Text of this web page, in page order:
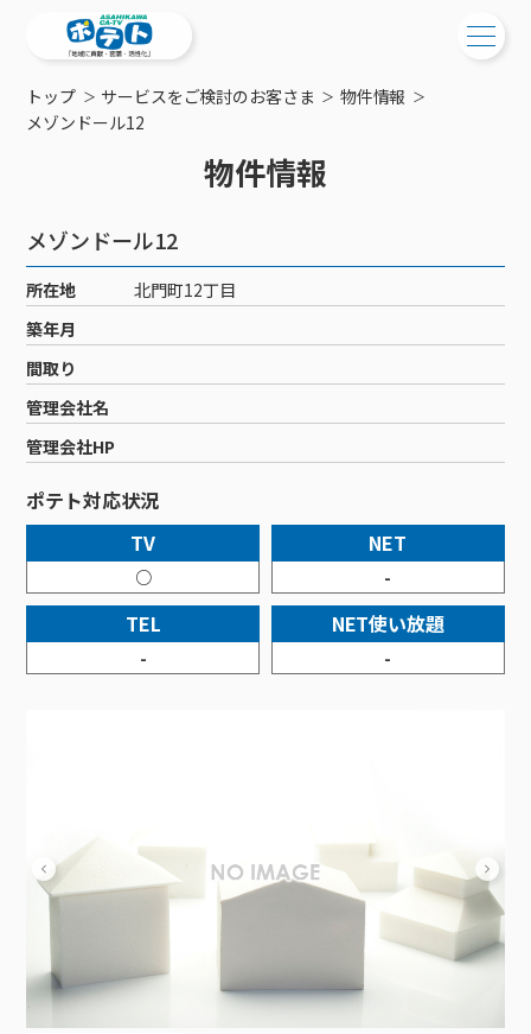
ご検討中の方
工事・配線について
新居をご検討中の方へ
ポテトを導入している集合住宅
物件情報
特典・キャンペーン
おトクな割引サービス
ご加入中の方
ご加入中のサービス確認・変更
WEBメール
サポートサービス
サポートサービストップ
リモートコール
回線速度測定
接続・設定⽅法
訪問サポート＆サポートパックサービス料⾦表
新着情報
メンテナンス・障害情報
ポテトからのプレゼント
イベントカレンダー
講座のご案内
サービス案内
サービス案内
ケーブルテレビ
ケーブルテレビトップ
チャンネル紹介
料⾦プラン
NHK衛星受信料団体⼀括⽀払
機器⼀覧
インターネット
インターネットトップ
料⾦プラン
Wi-Fiサービス
ポテトホーム防犯カメラ
オプションサービス
インターネットギガシェアプラン
固定電話
固定電話トップ
基本料⾦・通話料⾦
オプションサービス
auスマートバリュー
auまとめトーク
ポテトスマートフォントップ
料⾦プラン
機種⼀覧
オプションサービス
でんき
でんきトップ
ポラリンでんき×ポテト
ポテトでんき
暮らしを快適にするサービス
暮らしを快適にするサービストップ
ポテトライフメール
コミチャン
お困りの方はこちら
会社案内
メンテナンス
障害情報
トップ サービスをご検討のお客さま
物件情報
メゾンドール12
物件情報
メゾンドール12
所在地
北門町12丁目
築年月
間取り
管理会社名
管理会社HP
ポテト対応状況
TV
○
NET
-
TEL
-
NET使い放題
-